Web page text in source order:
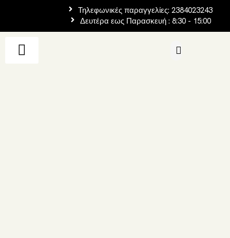
Τηλεφωνικές παραγγελίες: 2384023243
Δευτέρα εως Παρασκευή : 8:30 - 15:00